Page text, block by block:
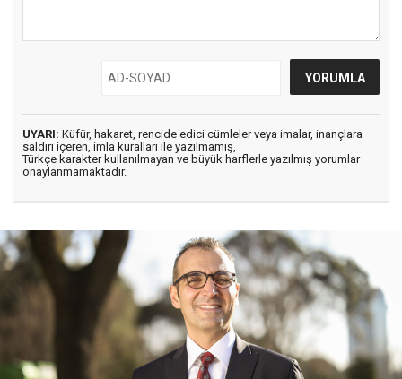
UYARI: Küfür, hakaret, rencide edici cümleler veya imalar, inançlara
saldırı içeren, imla kuralları ile yazılmamış,
Türkçe karakter kullanılmayan ve büyük harflerle yazılmış yorumlar
onaylanmamaktadır.